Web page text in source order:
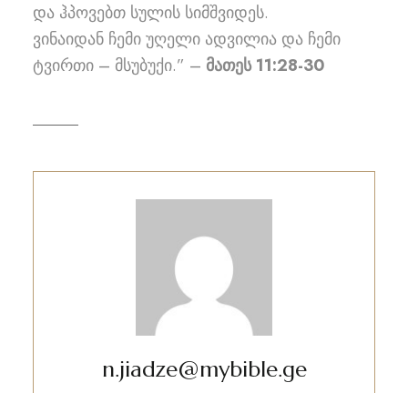
და ჰპოვებთ სულის სიმშვიდეს.
ვინაიდან ჩემი უღელი ადვილია და ჩემი
ტვირთი – მსუბუქი.” – მათეს 11:28-30
n.jiadze@mybible.ge